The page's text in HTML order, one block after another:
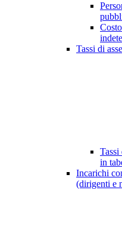
Tassi di
Tassi
in
Incarichi
(dirigenti e